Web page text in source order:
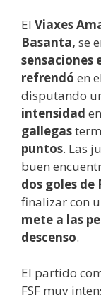
El Viaxes
Basanta, se
sensaciones
refrendó en
disputando
intensidad
gallegas
puntos. Las
buen
dos goles de
finalizar con
mete a las
descenso.
El partido
FSF muy